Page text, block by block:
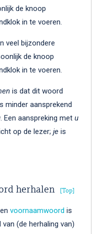
de knoop
in te voeren.
veel bijzondere
de knoop
in te voeren.
is dat dit woord
minder aansprekend
. Een aanspreking met u
op de lezer; je is
herhalen Top
voornaamwoord is
(de herhaling van)